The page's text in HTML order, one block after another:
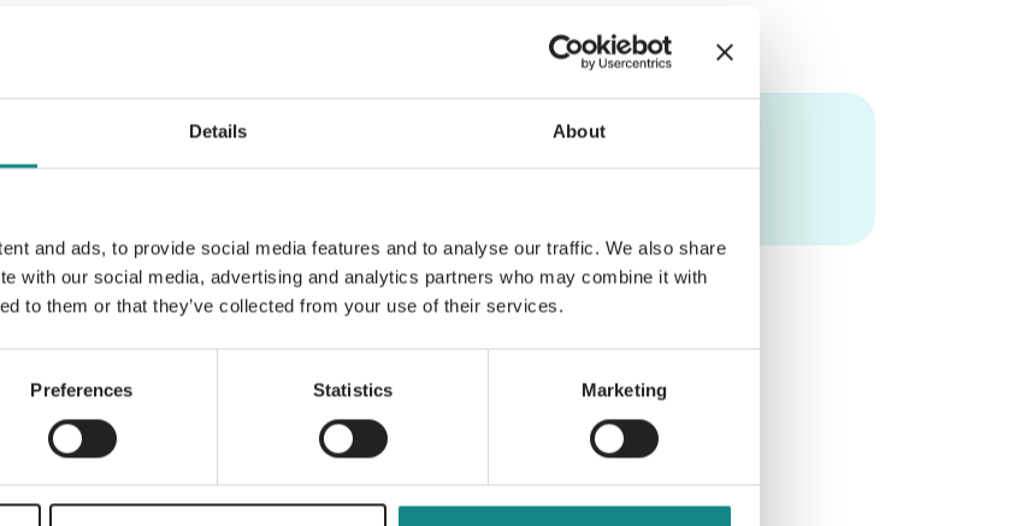
Details About
and ads, to provide social media features and to analyse our traffic. We also share
with our social media, advertising and analytics partners who may combine it with
to them or that they’ve collected from your use of their services.
Preferences Statistics Marketing
Back to overview